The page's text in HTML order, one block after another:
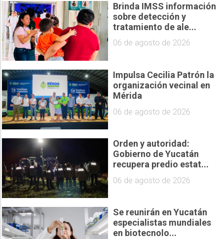
Brinda IMSS información
sobre detección y
tratamiento de ale...
06 de agosto de 2026
Impulsa Cecilia Patrón la
organización vecinal en
Mérida
06 de agosto de 2026
Orden y autoridad:
Gobierno de Yucatán
recupera predio estat...
06 de agosto de 2026
Se reunirán en Yucatán
especialistas mundiales
en biotecnolo...